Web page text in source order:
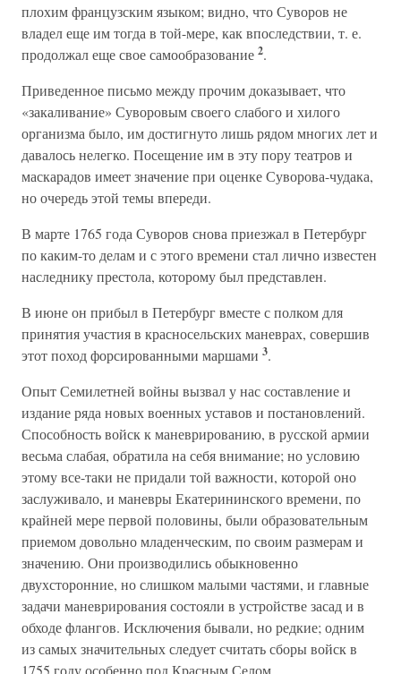
плохим французским языком; видно, что Суворов не
владел еще им тогда в той-мере, как впоследствии, т. е.
продолжал еще свое самообразование 2.
Приведенное письмо между прочим доказывает, что
«закаливание» Суворовым своего слабого и хилого
организма было, им достигнуто лишь рядом многих лет и
давалось нелегко. Посещение им в эту пору театров и
маскарадов имеет значение при оценке Суворова-чудака,
но очередь этой темы впереди.
В марте 1765 года Суворов снова приезжал в Петербург
по каким-то делам и с этого времени стал лично известен
наследнику престола, которому был представлен.
В июне он прибыл в Петербург вместе с полком для
принятия участия в красносельских маневрах, совершив
этот поход форсированными маршами 3.
Опыт Семилетней войны вызвал у нас составление и
издание ряда новых военных уставов и постановлений.
Способность войск к маневрированию, в русской армии
весьма слабая, обратила на себя внимание; но условию
этому все-таки не придали той важности, которой оно
заслуживало, и маневры Екатерининского времени, по
крайней мере первой половины, были образовательным
приемом довольно младенческим, по своим размерам и
значению. Они производились обыкновенно
двухсторонние, но слишком малыми частями, и главные
задачи маневрирования состояли в устройстве засад и в
обходе флангов. Исключения бывали, но редкие; одним
из самых значительных следует считать сборы войск в
1755 году особенно под Красным Селом.